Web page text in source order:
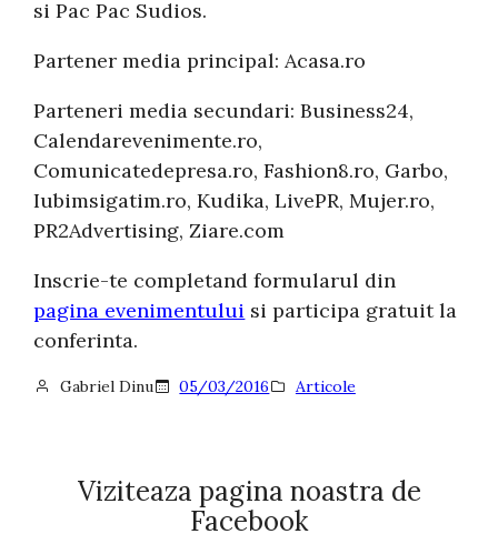
si Pac Pac Sudios.
Partener media principal: Acasa.ro
Parteneri media secundari: Business24,
Calendarevenimente.ro,
Comunicatedepresa.ro, Fashion8.ro, Garbo,
Iubimsigatim.ro, Kudika, LivePR, Mujer.ro,
PR2Advertising, Ziare.com
Inscrie-te completand formularul din
pagina evenimentului si participa gratuit la
conferinta.
Gabriel Dinu 05/03/2016 Articole
Viziteaza pagina noastra de
Facebook